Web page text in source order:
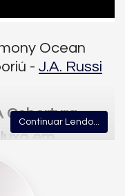
Ocean
- J.A. Russi
Cobertura
em
mais exclusivas da
Continuar Lendo...